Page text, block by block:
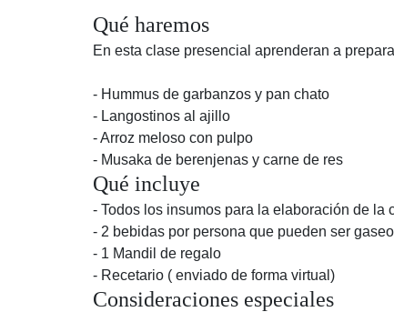
Qué haremos
En esta clase presencial aprenderan a
- Hummus de garbanzos y pan chato
- Langostinos al ajillo
- Arroz meloso con pulpo
- Musaka de berenjenas y carne de res
Qué incluye
- Todos los insumos para la elaboración de la
- 2 bebidas por persona que pueden ser
- 1 Mandil de regalo
- Recetario ( enviado de forma virtual)
Consideraciones especiales